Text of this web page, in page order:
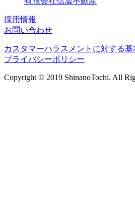
採用情報
お問い合わせ
カスタマーハラスメントに対する基
プライバシーポリシー
Copyright © 2019 ShinanoTochi. All